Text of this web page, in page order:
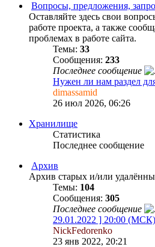
Вопросы, предложения,
Оставляйте здесь свои
работе проекта, а также
проблемах в работе сайта.
Темы: 33
Сообщения: 233
Последнее сообщение
Нужен ли нам раздел
dimassamid
26 июл 2026, 06:26
Хранилище
Статистика
Последнее сообщение
Архив
Архив старых и/или
Темы: 104
Сообщения: 305
Последнее сообщение
29.01.2022 ] 20:00
NickFedorenko
23 янв 2022, 20:21